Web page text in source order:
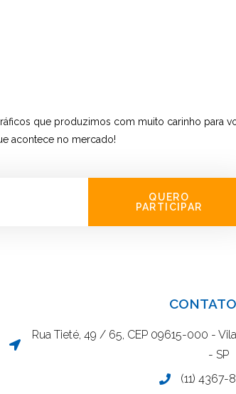
que produzimos com muito carinho para
acontece no mercado!
QUERO
PARTICIPAR
Rua Tieté, 49 / 65, CEP 09615-000 -
- SP
(11) 4367-